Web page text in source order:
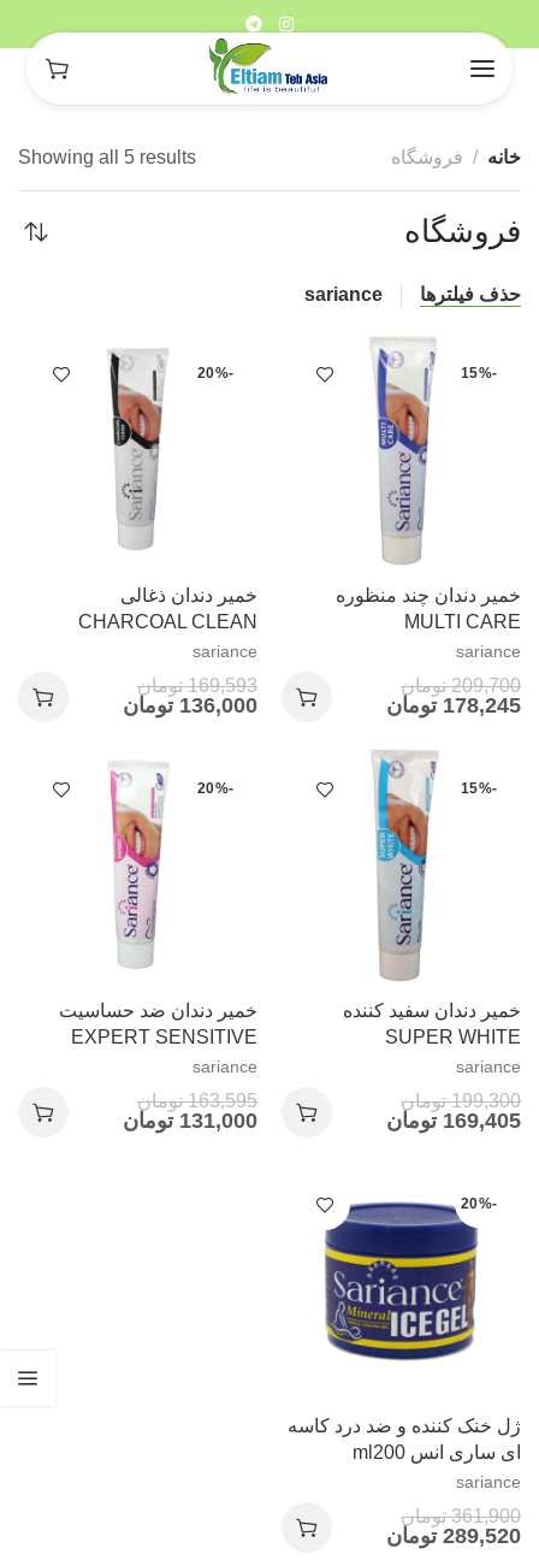
خانه فروشگاه Showing all 5 results
فروشگاه
حذف فیلترها sariance
-15%
خمیر دندان چند منظوره
MULTI CARE
sariance
209,700 تومان
178,245 تومان
-20%
خمیر دندان ذغالی
CHARCOAL CLEAN
sariance
169,593 تومان
136,000 تومان
-15%
خمیر دندان سفید کننده
SUPER WHITE
sariance
199,300 تومان
169,405 تومان
-20%
خمیر دندان ضد حساسیت
EXPERT SENSITIVE
sariance
163,595 تومان
131,000 تومان
-20%
ژل خنک کننده و ضد درد کاسه
ای ساری انس ml200
sariance
361,900 تومان
289,520 تومان